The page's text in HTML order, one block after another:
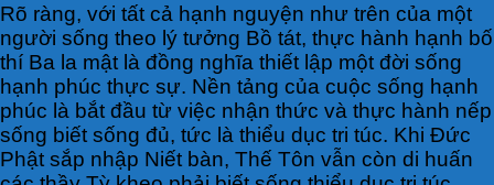
Rõ ràng, với tất cả hạnh nguyện như trên của một
người sống theo lý tưởng Bồ tát, thực hành hạnh bố
thí Ba la mật là đồng nghĩa thiết lập một đời sống
hạnh phúc thực sự. Nền tảng của cuộc sống hạnh
phúc là bắt đầu từ việc nhận thức và thực hành nếp
sống biết sống đủ, tức là thiểu dục tri túc. Khi Đức
Phật sắp nhập Niết bàn, Thế Tôn vẫn còn di huấn